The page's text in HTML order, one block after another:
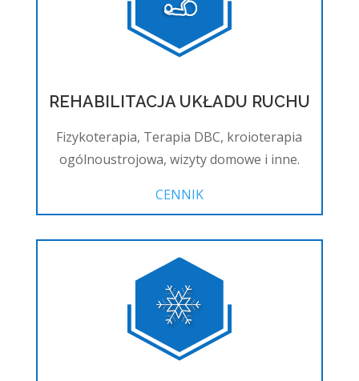
REHABILITACJA UKŁADU RUCHU
Fizykoterapia, Terapia DBC, kroioterapia
ogólnoustrojowa, wizyty domowe i inne.
CENNIK